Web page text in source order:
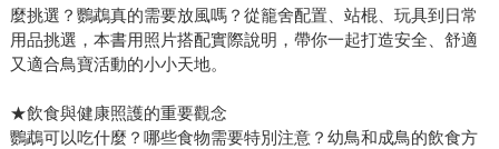
麼挑選？鸚鵡真的需要放風嗎？從籠舍配置、站棍、玩具到日常
用品挑選，本書用照片搭配實際說明，帶你一起打造安全、舒適
又適合鳥寶活動的小小天地。
★飲食與健康照護的重要觀念
鸚鵡可以吃什麼？哪些食物需要特別注意？幼鳥和成鳥的飲食方